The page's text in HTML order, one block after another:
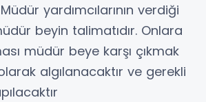
yardımcılarının verdiği
beyin talimatıdır. Onlara
müdür beye karşı çıkmak
algılanacaktır ve gerekli